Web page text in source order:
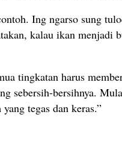
Ing ngarso sung
kalau ikan menjadi
tingkatan harus
sebersih-bersihnya.
tegas dan keras.”